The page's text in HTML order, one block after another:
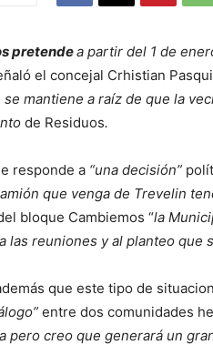
pretendea partir del 1 de
el concejal Crhistian
mantiene a raíz de que la
de Residuos.
responde a “una decisión”
que venga de Trevelin
bloque Cambiemos “la
las reuniones y al planteo que
que este tipo de
entre dos comunidades
pero creo que generará un